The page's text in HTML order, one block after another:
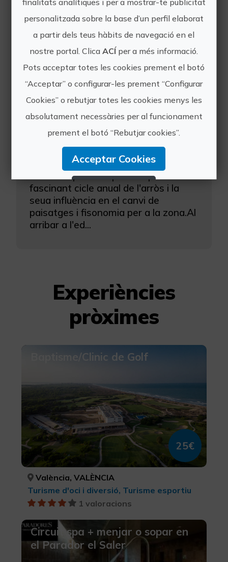
Altres experiències
de Visit Natura
Al llarg del recorregut es realitzaran
diferents parades per a explicar el
fascinant cicle anual de l'arròs i la
seua influència en el canvi de
paisatges i fisonomia per a la zona.Al
arribar a l'ed...
Experiències
pròximes
Baptisme/Clinic de Golf
25€
València, VALÈNCIA
Turisme d'oci i diversió, Turisme esportiu
1 valoracions
Circuit spa + menjar o sopar en
el Parador el Saler
finalitats analítiques i per a mostrar-te publicitat
personalitzada sobre la base d’un perfil elaborat
a partir dels teus hàbits de navegació en el
nostre portal. ClicaACÍ per a més informació.
Pots acceptar totes les cookies prement el botó
“Acceptar” o configurar-les prement “Configurar
Cookies” o rebutjar totes les cookies menys les
absolutament necessàries per al funcionament
prement el botó “Rebutjar cookies”.
Acceptar Cookies
Rebutjar Cookies
Configurar Cookies